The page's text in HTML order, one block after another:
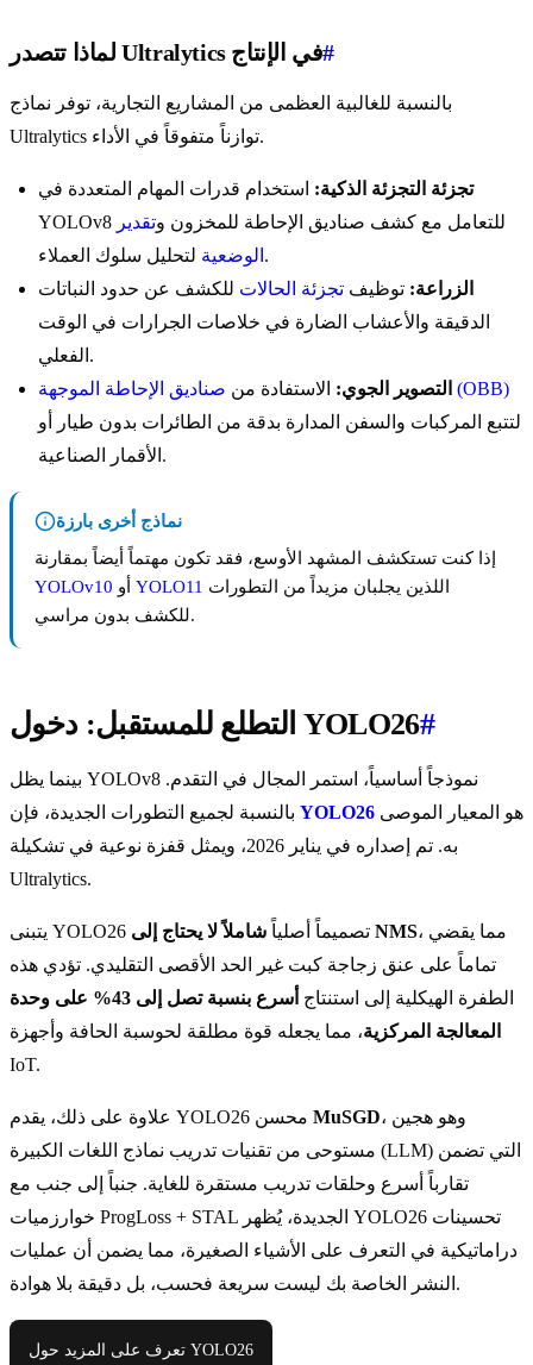
لماذا تتصدر Ultralytics في الإنتاج#
بالنسبة للغالبية العظمى من المشاريع التجارية، توفر نماذج
Ultralytics توازناً متفوقاً في الأداء.
تجزئة التجزئة الذكية: استخدام قدرات المهام المتعددة في
YOLOv8 للتعامل مع كشف صناديق الإحاطة للمخزون وتقدير
الوضعية لتحليل سلوك العملاء.
الزراعة: توظيف تجزئة الحالات للكشف عن حدود النباتات
الدقيقة والأعشاب الضارة في خلاصات الجرارات في الوقت
الفعلي.
التصوير الجوي: الاستفادة من
صناديق الإحاطة الموجهة (OBB)
لتتبع المركبات والسفن المدارة بدقة من الطائرات بدون طيار أو
الأقمار الصناعية.
نماذج أخرى بارزة
إذا كنت تستكشف المشهد الأوسع، فقد تكون مهتماً أيضاً بمقارنة
YOLOv10
YOLO11
للكشف بدون مراسي.
التطلع للمستقبل: دخول YOLO26#
بينما يظل YOLOv8 نموذجاً أساسياً، استمر المجال في التقدم.
YOLO26
به. تم إصداره في يناير 2026، ويمثل قفزة نوعية في تشكيلة
Ultralytics.
يتبنى YOLO26 تصميماً أصلياً شاملاً لا يحتاج إلى NMS، مما يقضي
تماماً على عنق زجاجة كبت غير الحد الأقصى التقليدي. تؤدي هذه
الطفرة الهيكلية إلى استنتاج
أسرع بنسبة تصل إلى 43% على وحدة
المعالجة المركزية، مما يجعله قوة مطلقة لحوسبة الحافة وأجهزة
IoT.
MuSGD، وهو هجين
مستوحى من تقنيات تدريب نماذج اللغات الكبيرة (LLM) التي تضمن
تقارباً أسرع وحلقات تدريب مستقرة للغاية. جنباً إلى جنب مع
خوارزميات ProgLoss + STAL الجديدة، يُظهر YOLO26 تحسينات
دراماتيكية في التعرف على الأشياء الصغيرة، مما يضمن أن عمليات
النشر الخاصة بك ليست سريعة فحسب، بل دقيقة بلا هوادة.
تعرف على المزيد حول YOLO26